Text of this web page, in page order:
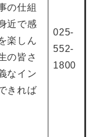
の仕組
近で感
楽しん
の皆さ
なイン
きれば
025-
552-
1800